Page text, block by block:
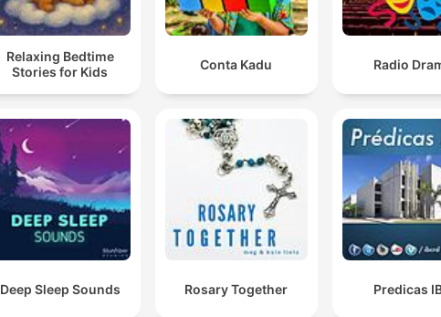
Relaxing Bedtime
Stories for Kids
Conta Kadu Radio
Deep Sleep Sounds Rosary Together Predicas